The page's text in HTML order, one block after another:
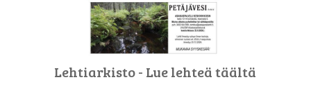
Lehtiarkisto - Lue lehteä täältä